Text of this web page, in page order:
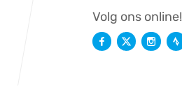
Volg ons online!